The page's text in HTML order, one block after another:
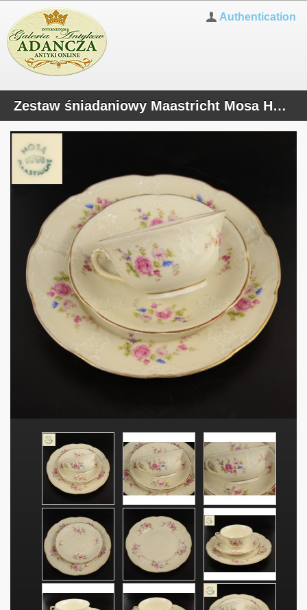
Authentication
Zestaw śniadaniowy Maastricht Mosa Holandia lata 40/50te